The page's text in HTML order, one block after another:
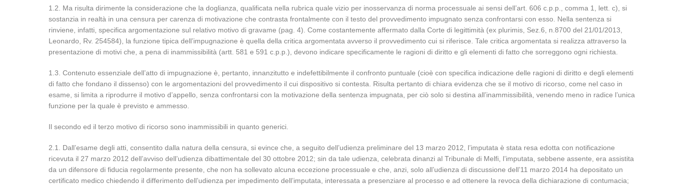
1.2. Ma risulta dirimente la considerazione che la doglianza, qualificata nella rubrica quale vizio per inosservanza di norma processuale ai sensi dell’art. 606 c.p.p., comma 1, lett. c), si
sostanzia in realtà in una censura per carenza di motivazione che contrasta frontalmente con il testo del provvedimento impugnato senza confrontarsi con esso. Nella sentenza si
rinviene, infatti, specifica argomentazione sul relativo motivo di gravame (pag. 4). Come costantemente affermato dalla Corte di legittimità (ex plurimis, Sez.6, n.8700 del 21/01/2013,
Leonardo, Rv. 254584), la funzione tipica dell’impugnazione è quella della critica argomentata avverso il provvedimento cui si riferisce. Tale critica argomentata si realizza attraverso la
presentazione di motivi che, a pena di inammissibilità (artt. 581 e 591 c.p.p.), devono indicare specificamente le ragioni di diritto e gli elementi di fatto che sorreggono ogni richiesta.
1.3. Contenuto essenziale dell’atto di impugnazione è, pertanto, innanzitutto e indefettibilmente il confronto puntuale (cioè con specifica indicazione delle ragioni di diritto e degli elementi
di fatto che fondano il dissenso) con le argomentazioni del provvedimento il cui dispositivo si contesta. Risulta pertanto di chiara evidenza che se il motivo di ricorso, come nel caso in
esame, si limita a riprodurre il motivo d’appello, senza confrontarsi con la motivazione della sentenza impugnata, per ciò solo si destina all’inammissibilità, venendo meno in radice l’unica
funzione per la quale è previsto e ammesso.
Il secondo ed il terzo motivo di ricorso sono inammissibili in quanto generici.
2.1. Dall’esame degli atti, consentito dalla natura della censura, si evince che, a seguito dell’udienza preliminare del 13 marzo 2012, l’imputata è stata resa edotta con notificazione
ricevuta il 27 marzo 2012 dell’avviso dell’udienza dibattimentale del 30 ottobre 2012; sin da tale udienza, celebrata dinanzi al Tribunale di Melfi, l’imputata, sebbene assente, era assistita
da un difensore di fiducia regolarmente presente, che non ha sollevato alcuna eccezione processuale e che, anzi, solo all’udienza di discussione dell’11 marzo 2014 ha depositato un
certificato medico chiedendo il differimento dell’udienza per impedimento dell’imputata, interessata a presenziare al processo e ad ottenere la revoca della dichiarazione di contumacia;